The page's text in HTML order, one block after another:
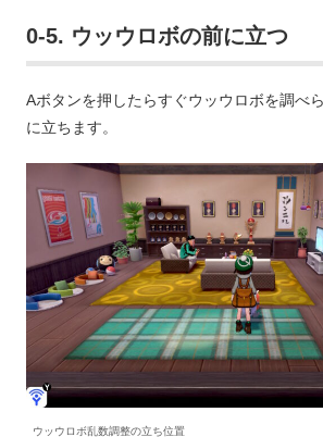
0-5. ウッウロボの前に立つ
Aボタンを押したらすぐウッウロボを調べ
に立ちます。
ウッウロボ乱数調整の立ち位置